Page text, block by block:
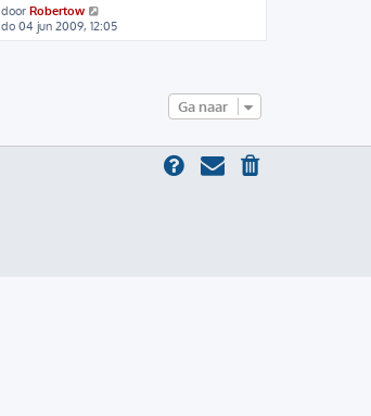
door Robertow
do 04 jun 2009, 12:05
Ga naar